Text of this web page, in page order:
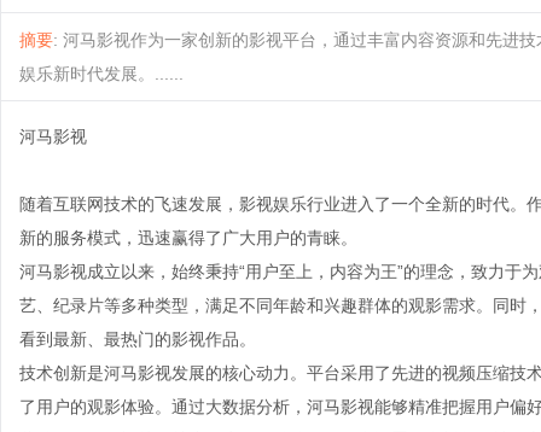
摘要: 河马影视作为一家创新的影视平台，通过丰富内容资源和先进
娱乐新时代发展。......
河马影视
随着互联网技术的飞速发展，影视娱乐行业进入了一个全新的时代
新的服务模式，迅速赢得了广大用户的青睐。
河马影视成立以来，始终秉持“用户至上，内容为王”的理念，致力于
艺、纪录片等多种类型，满足不同年龄和兴趣群体的观影需求。同时
看到最新、最热门的影视作品。
技术创新是河马影视发展的核心动力。平台采用了先进的视频压缩技
了用户的观影体验。通过大数据分析，河马影视能够精准把握用户偏